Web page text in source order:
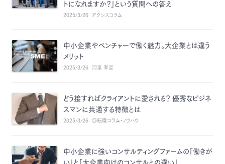
トになれますか？」という質問への答え
2025/3/26 アクシスコラム
中小企業やベンチャーで働く魅力。大企業とは違う
メリット
2025/3/26 河東 孝至
どう接すればクライアントに愛される？ 優秀なビジネ
スマンに共通する特徴とは
2025/3/26 ◎転職コラム・ノウハウ
中小企業に強いコンサルティングファームの「働きが
い」と「大企業向けのコンサルとの違い」